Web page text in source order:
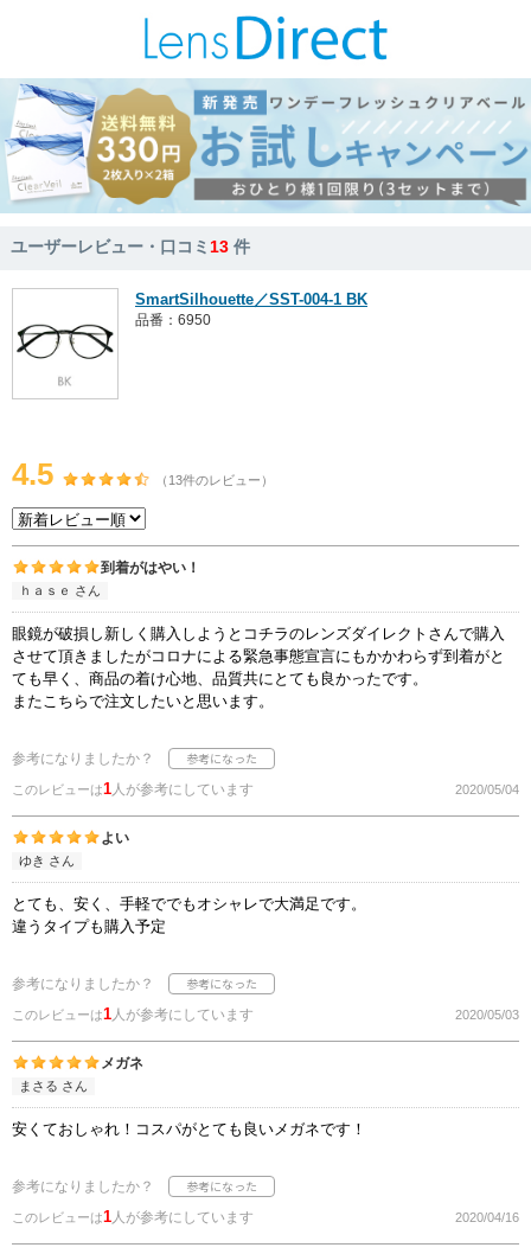
ユーザーレビュー・口コミ13 件
SmartSilhouette／SST-004-1 BK
品番：6950
4.5 （13件のレビュー）
到着がはやい！
ｈａｓｅ さん
眼鏡が破損し新しく購入しようとコチラのレンズダイレクトさんで購入
させて頂きましたがコロナによる緊急事態宣言にもかかわらず到着がと
ても早く、商品の着け心地、品質共にとても良かったです。
またこちらで注文したいと思います。
参考になりましたか？
このレビューは1人が参考にしています 2020/05/04
よい
ゆき さん
とても、安く、手軽ででもオシャレで大満足です。
違うタイプも購入予定
参考になりましたか？
このレビューは1人が参考にしています 2020/05/03
メガネ
まさる さん
安くておしゃれ！コスパがとても良いメガネです！
参考になりましたか？
このレビューは1人が参考にしています 2020/04/16